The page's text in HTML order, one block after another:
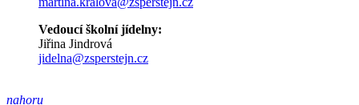
Vedoucí školní jídelny:
Jiřina Jindrová
jidelna@zsperstejn.cz
nahoru